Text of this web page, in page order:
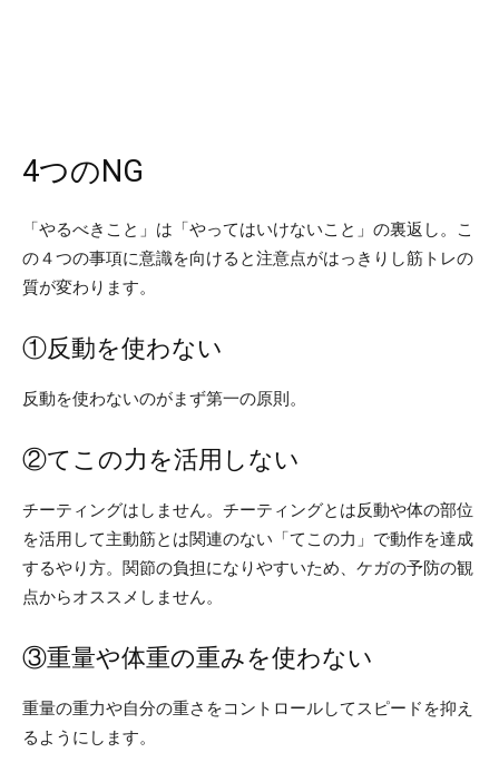
4つのNG
「やるべきこと」は「やってはいけないこと」の裏返し。こ
の４つの事項に意識を向けると注意点がはっきりし筋トレの
質が変わります。
①反動を使わない
反動を使わないのがまず第一の原則。
②てこの力を活用しない
チーティングはしません。チーティングとは反動や体の部位
を活用して主動筋とは関連のない「てこの力」で動作を達成
するやり方。関節の負担になりやすいため、ケガの予防の観
点からオススメしません。
③重量や体重の重みを使わない
重量の重力や自分の重さをコントロールしてスピードを抑え
るようにします。